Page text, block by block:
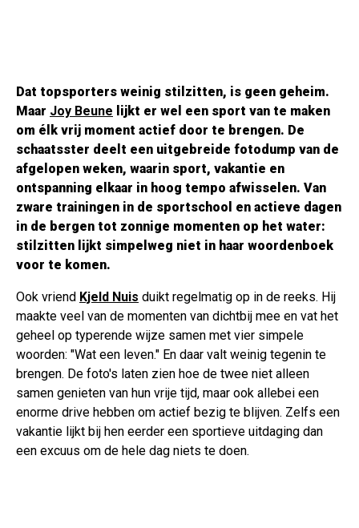
Dat topsporters weinig stilzitten, is geen geheim.
Maar Joy Beune lijkt er wel een sport van te maken
om élk vrij moment actief door te brengen. De
schaatsster deelt een uitgebreide fotodump van de
afgelopen weken, waarin sport, vakantie en
ontspanning elkaar in hoog tempo afwisselen. Van
zware trainingen in de sportschool en actieve dagen
in de bergen tot zonnige momenten op het water:
stilzitten lijkt simpelweg niet in haar woordenboek
voor te komen.
Ook vriend Kjeld Nuis duikt regelmatig op in de reeks. Hij
maakte veel van de momenten van dichtbij mee en vat het
geheel op typerende wijze samen met vier simpele
woorden: "Wat een leven." En daar valt weinig tegenin te
brengen. De foto's laten zien hoe de twee niet alleen
samen genieten van hun vrije tijd, maar ook allebei een
enorme drive hebben om actief bezig te blijven. Zelfs een
vakantie lijkt bij hen eerder een sportieve uitdaging dan
een excuus om de hele dag niets te doen.